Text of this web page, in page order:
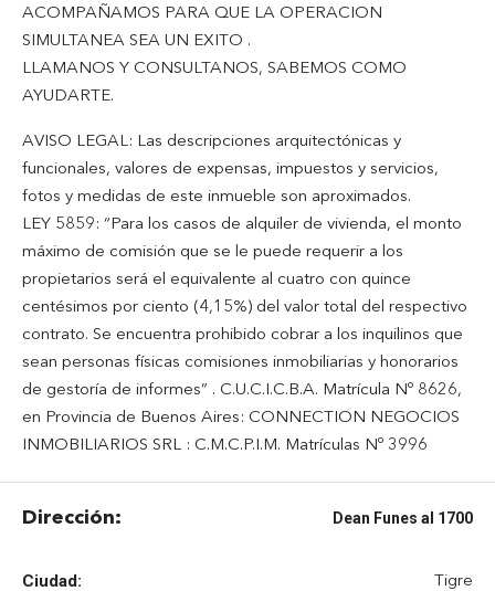
ACOMPAÑAMOS PARA QUE LA OPERACION
SIMULTANEA SEA UN EXITO .
LLAMANOS Y CONSULTANOS, SABEMOS COMO
AYUDARTE.
AVISO LEGAL: Las descripciones arquitectónicas y
funcionales, valores de expensas, impuestos y servicios,
fotos y medidas de este inmueble son aproximados.
LEY 5859: “Para los casos de alquiler de vivienda, el monto
máximo de comisión que se le puede requerir a los
propietarios será el equivalente al cuatro con quince
centésimos por ciento (4,15%) del valor total del respectivo
contrato. Se encuentra prohibido cobrar a los inquilinos que
sean personas físicas comisiones inmobiliarias y honorarios
de gestoría de informes” . C.U.C.I.C.B.A. Matrícula Nº 8626,
en Provincia de Buenos Aires: CONNECTION NEGOCIOS
INMOBILIARIOS SRL : C.M.C.P.I.M. Matrículas Nº 3996
Dirección: Dean Funes al 1700
Ciudad: Tigre